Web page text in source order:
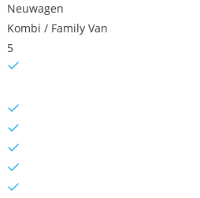
Neuwagen
Kombi / Family Van
5